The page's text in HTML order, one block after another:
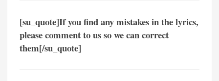
[su_quote]If you find any mistakes in the lyrics,
please comment to us so we can correct
them[/su_quote]